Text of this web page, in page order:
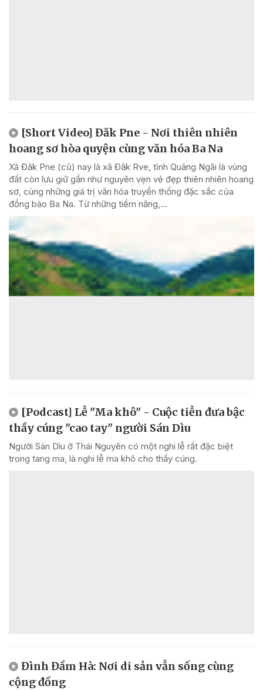
[Short Video] Đăk Pne - Nơi thiên nhiên
hoang sơ hòa quyện cùng văn hóa Ba Na
Xã Đăk Pne (cũ) nay là xã Đăk Rve, tỉnh Quảng Ngãi là vùng
đất còn lưu giữ gần như nguyên vẹn vẻ đẹp thiên nhiên hoang
sơ, cùng những giá trị văn hóa truyền thống đặc sắc của
đồng bào Ba Na. Từ những tiềm năng,...
[Podcast] Lễ "Ma khô" - Cuộc tiễn đưa bậc
thầy cúng "cao tay" người Sán Dìu
Người Sán Dìu ở Thái Nguyên có một nghi lễ rất đặc biệt
trong tang ma, là nghi lễ ma khô cho thầy cúng.
Đình Đầm Hà: Nơi di sản vẫn sống cùng
cộng đồng